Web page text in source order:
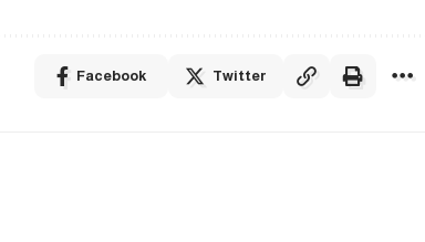
Facebook Twitter